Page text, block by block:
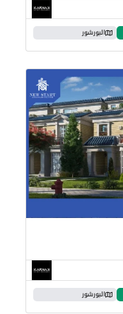
البورشور
البورشور